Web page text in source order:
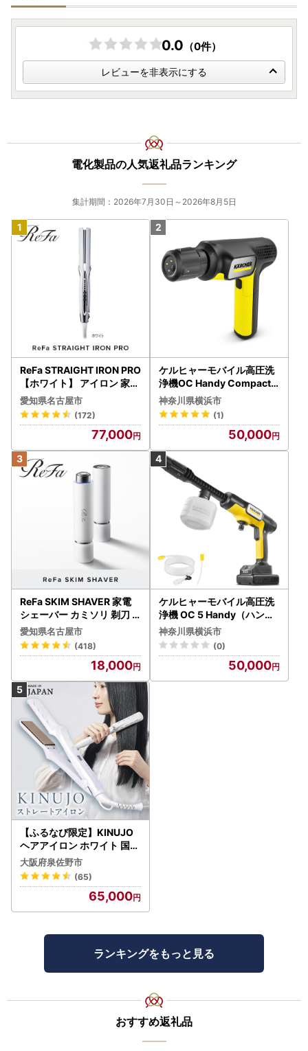
0.0 （0件）
レビューを非表示にする
電化製品の人気返礼品ランキング
集計期間：2026年7月30日～2026年8月5日
ReFa STRAIGHT IRON PRO
【ホワイト】 アイロン 家電
美容 リファ アイロン
愛知県名古屋市
(172)
77,000
ケルヒャーモバイル高圧洗
浄機OC Handy Compact
（ハンディエア） APV000
7
神奈川県横浜市
(1)
50,000
ReFa SKIM SHAVER 家電
シェーバー カミソリ 剃刀
シェーバー
愛知県名古屋市
(418)
18,000
ケルヒャーモバイル高圧洗
浄機 OC 5 Handy（ハンデ
ィジェット） APV0006
神奈川県横浜市
(0)
50,000
【ふるなび限定】KINUJO
ヘアアイロン ホワイト 国内
製造 FN-Limited-PR
大阪府泉佐野市
(65)
65,000
ランキングをもっと見る
おすすめ返礼品